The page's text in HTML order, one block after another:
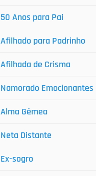
50 Anos para Pai
Afilhado para Padrinho
Afilhada de Crisma
Namorado Emocionantes
Alma Gêmea
Neta Distante
Ex-sogro